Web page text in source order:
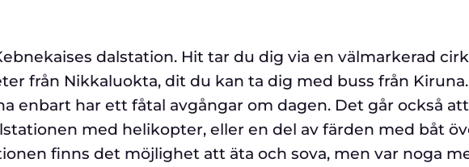
dalstation. Hit tar du dig via en välmarkerad
från Nikkaluokta, dit du kan ta dig med buss från Kiruna.
enbart har ett fåtal avgångar om dagen. Det går också
med helikopter, eller en del av färden med båt
finns det möjlighet att äta och sova, men var noga